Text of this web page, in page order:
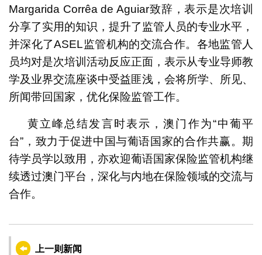
Margarida Corrêa de Aguiar致辞，表示是次培训
分享了实用的知识，提升了监管人员的专业水平，
并深化了ASEL监管机构的交流合作。各地监管人
员均对是次培训活动反应正面，表示从专业导师教
学及业界交流座谈中受益匪浅，会将所学、所见、
所闻带回国家，优化保险监管工作。
黄立峰总结发言时表示，澳门作为“中葡平
台”，致力于促进中国与葡语国家的合作共赢。期
待学员学以致用，亦欢迎葡语国家保险监管机构继
续透过澳门平台，深化与内地在保险领域的交流与
合作。
上一则新闻